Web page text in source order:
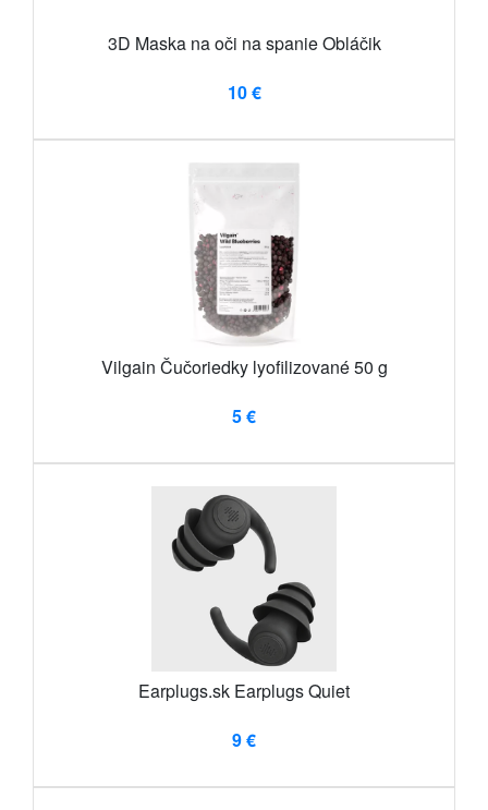
3D Maska na oči na spanie Obláčik
10 €
Vilgain Čučoriedky lyofilizované 50 g
5 €
Earplugs.sk Earplugs Quiet
9 €